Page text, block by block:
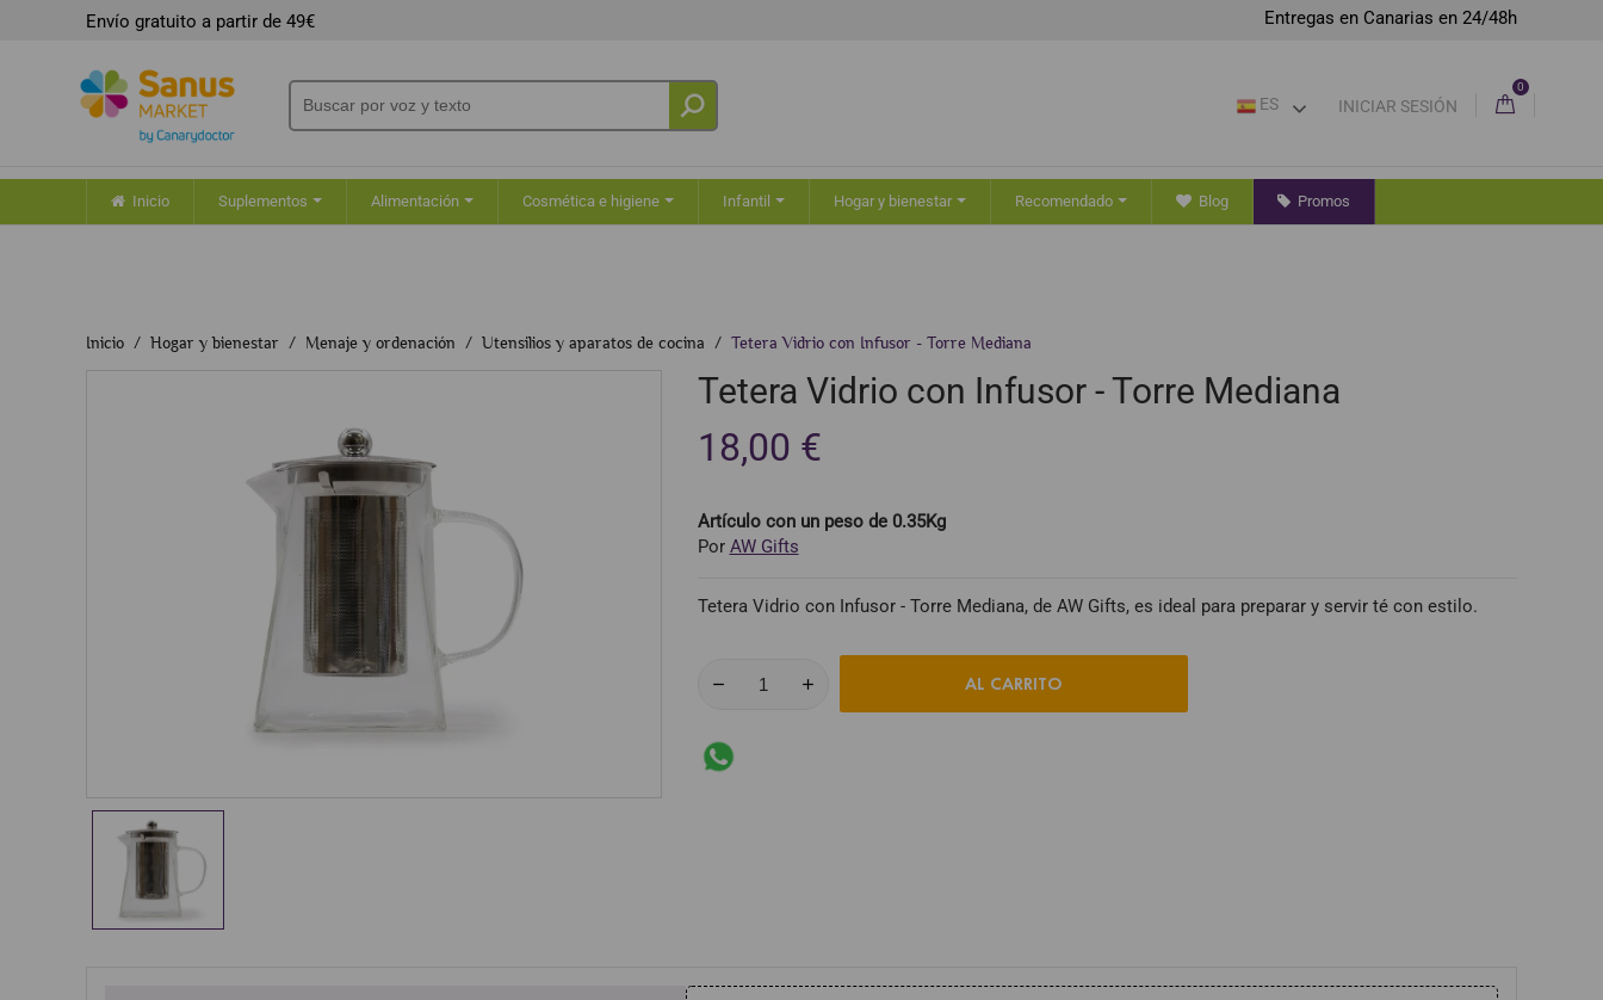
Envío gratuito a partir de 49€ Entregas en Canarias en 24/48h
ES INICIAR SESIÓN
0
Inicio Suplementos Alimentación Cosmética e higiene Infantil Hogar y bienestar Recomendado Blog Promos
Inicio Hogar y bienestar Menaje y ordenación Utensilios y aparatos de cocina Tetera Vidrio con Infusor - Torre Mediana
Tetera Vidrio con Infusor - Torre Mediana
18,00 €
Artículo con un peso de 0.35Kg
Por AW Gifts
Tetera Vidrio con Infusor - Torre Mediana, de AW Gifts, es ideal para preparar y servir té con estilo.
AL CARRITO